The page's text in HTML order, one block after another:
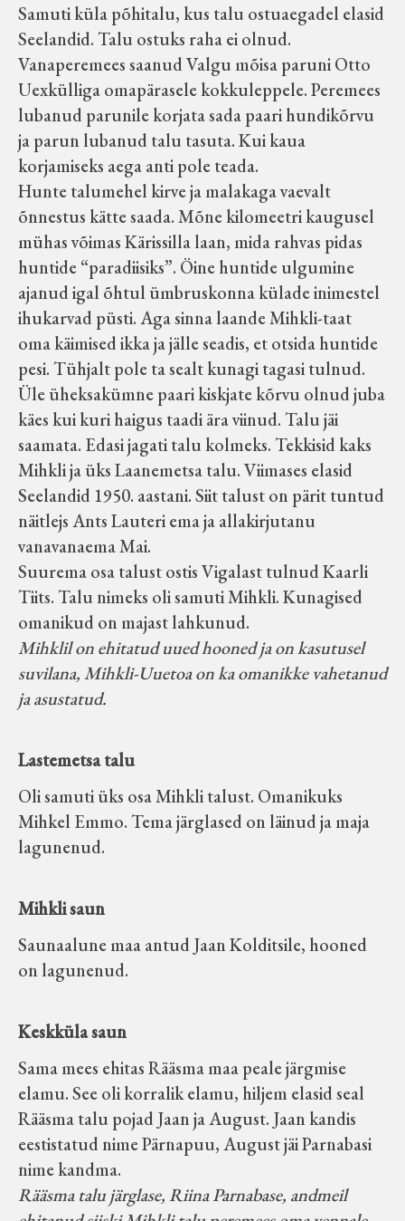
Samuti küla põhitalu, kus talu ostuaegadel elasid
Seelandid. Talu ostuks raha ei olnud.
Vanaperemees saanud Valgu mõisa paruni Otto
Uexkülliga omapärasele kokkuleppele. Peremees
lubanud parunile korjata sada paari hundikõrvu
ja parun lubanud talu tasuta. Kui kaua
korjamiseks aega anti pole teada.
Hunte talumehel kirve ja malakaga vaevalt
õnnestus kätte saada. Mõne kilomeetri kaugusel
mühas võimas Kärissilla laan, mida rahvas pidas
huntide “paradiisiks”. Öine huntide ulgumine
ajanud igal õhtul ümbruskonna külade inimestel
ihukarvad püsti. Aga sinna laande Mihkli-taat
oma käimised ikka ja jälle seadis, et otsida huntide
pesi. Tühjalt pole ta sealt kunagi tagasi tulnud.
Üle üheksakümne paari kiskjate kõrvu olnud juba
käes kui kuri haigus taadi ära viinud. Talu jäi
saamata. Edasi jagati talu kolmeks. Tekkisid kaks
Mihkli ja üks Laanemetsa talu. Viimases elasid
Seelandid 1950. aastani. Siit talust on pärit tuntud
näitlejs Ants Lauteri ema ja allakirjutanu
vanavanaema Mai.
Suurema osa talust ostis Vigalast tulnud Kaarli
Tiits. Talu nimeks oli samuti Mihkli. Kunagised
omanikud on majast lahkunud.
Mihklil on ehitatud uued hooned ja on kasutusel
suvilana, Mihkli-Uuetoa on ka omanikke vahetanud
ja asustatud.
Lastemetsa talu
Oli samuti üks osa Mihkli talust. Omanikuks
Mihkel Emmo. Tema järglased on läinud ja maja
lagunenud.
Mihkli saun
Saunaalune maa antud Jaan Kolditsile, hooned
on lagunenud.
Keskküla saun
Sama mees ehitas Rääsma maa peale järgmise
elamu. See oli korralik elamu, hiljem elasid seal
Rääsma talu pojad Jaan ja August. Jaan kandis
eestistatud nime Pärnapuu, August jäi Parnabasi
nime kandma.
Rääsma talu järglase, Riina Parnabase, andmeil